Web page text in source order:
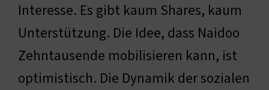
Interesse. Es gibt kaum Shares, kaum
Unterstützung. Die Idee, dass Naidoo
Zehntausende mobilisieren kann, ist
optimistisch. Die Dynamik der sozialen